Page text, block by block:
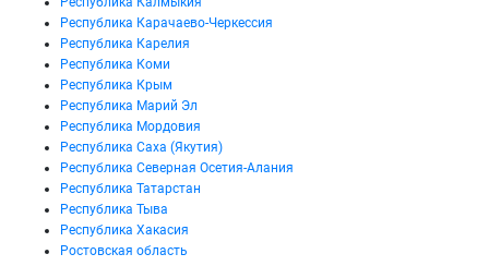
Республика Карачаево-Черкессия
Республика Карелия
Республика Коми
Республика Крым
Республика Марий Эл
Республика Мордовия
Республика Саха (Якутия)
Республика Северная Осетия-Алания
Республика Татарстан
Республика Тыва
Республика Хакасия
Ростовская область